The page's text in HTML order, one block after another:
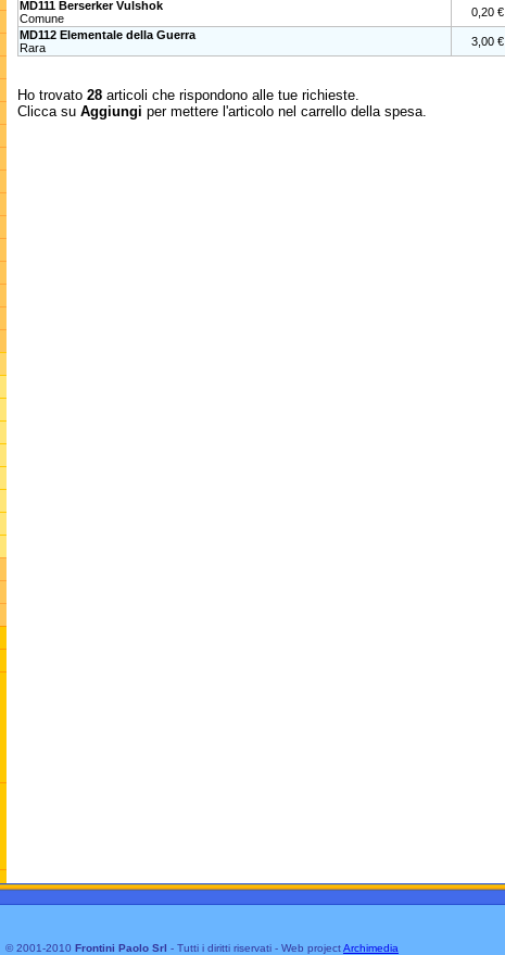
MD111 Berserker Vulshok
Comune
0,20 €
MD112 Elementale della Guerra
Rara
3,00 €
Ho trovato 28 articoli che rispondono alle tue richieste.
Clicca su Aggiungi per mettere l'articolo nel carrello della spesa.
© 2001-2010 Frontini Paolo Srl - Tutti i diritti riservati - Web projectArchimedia